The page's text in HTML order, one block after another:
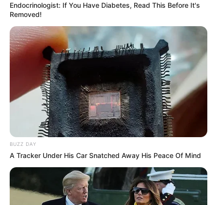
Endocrinologist: If You Have Diabetes, Read This Before It's
Removed!
BUZZ DAY
A Tracker Under His Car Snatched Away His Peace Of Mind